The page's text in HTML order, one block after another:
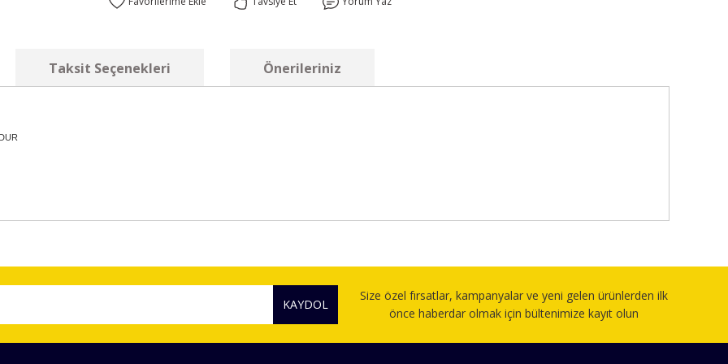
Taksit Seçenekleri Önerileriniz
KAYDOL
Size özel fırsatlar, kampanyalar ve yeni gelen ürünlerden ilk
önce haberdar olmak için bültenimize kayıt olun